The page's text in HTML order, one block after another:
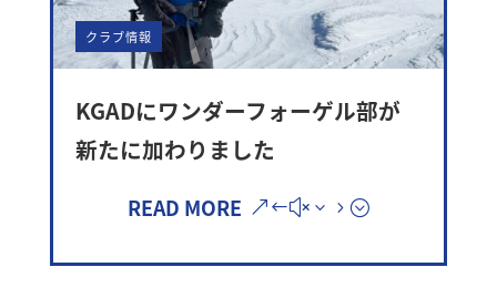
クラブ情報
KGADにワンダーフォーゲル部が
新たに加わりました
READ MORE